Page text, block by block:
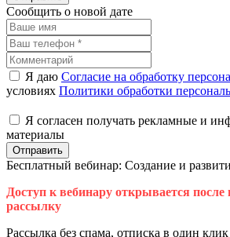
Сообщить о новой дате
Я даю Согласие на обработку
условиях Политики обработки
Я согласен получать рекламные и
материалы
Отправить
Бесплатный вебинар: Создание и
Доступ к вебинару открывается после
рассылку
Рассылка без спама, отписка в один клик